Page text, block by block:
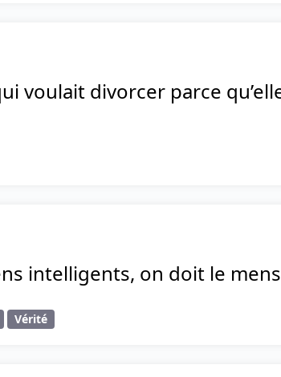
voulait divorcer parce
intelligents, on doit le
Vérité